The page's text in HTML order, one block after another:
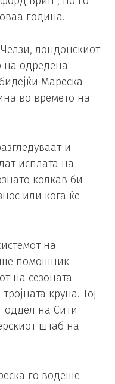
година.
лондонскиот
на одредена
Мареска
во времето на
и
исплата на
колкав би
или кога ќе
на
помошник
на сезоната
круна. Тој
оддел на Сити
штаб на
го водеше